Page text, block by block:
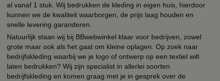
al vanaf 1 stuk. Wij bedrukken de kleding in eigen huis, hierdoor
kunnen we de kwaliteit waarborgen, de prijs laag houden en
snelle levering garanderen.
Natuurlijk staan wij bij BBwebwinkel klaar voor bedrijven, zowel
grote maar ook als het gaat om kleine oplagen. Op zoek naar
bedrijfskleding waarbij we je logo of ontwerp op een textiel wilt
laten bedrukken? Wij zijn specialist in allerlei soorten
bedrijfskleding en komen graag met je in gesprek over de